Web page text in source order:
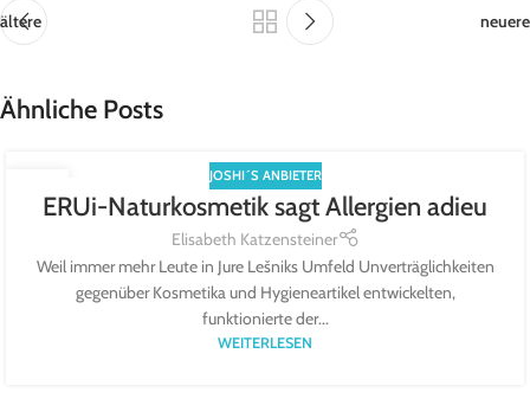
ältere neuere
Ähnliche Posts
07
MAI
JOSHI´S ANBIETER
ERUi-Naturkosmetik sagt Allergien adieu
Elisabeth Katzensteiner
Weil immer mehr Leute in Jure Lešniks Umfeld Unverträglichkeiten
gegenüber Kosmetika und Hygieneartikel entwickelten,
funktionierte der...
WEITERLESEN